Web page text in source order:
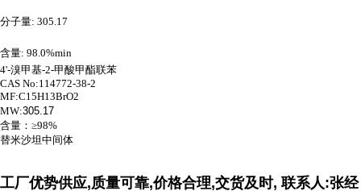
分子量: 305.17
含量: 98.0%min
4'-溴甲基-2-甲酸甲酯联苯
CAS No:114772-38-2
MF:C15H13BrO2
MW:305.17
含量：≥98%
替米沙坦中间体
工厂优势供应,质量可靠,价格合理,交货及时, 联系人:张经